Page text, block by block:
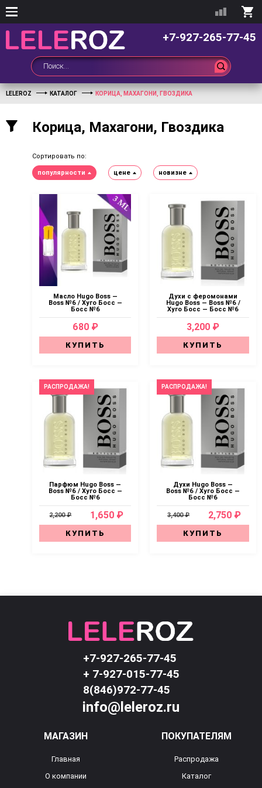
+7-927-265-77-45
LELEROZ КАТАЛОГ КОРИЦА, МАХАГОНИ, ГВОЗДИКА
Корица, Махагони, Гвоздика
Сортировать по:
популярности цене новизне
Масло Hugo Boss —
Boss №6 / Хуго Босс —
Босс №6
680 ₽
КУПИТЬ
Духи с феромонами
Hugo Boss — Boss №6 /
Хуго Босс — Босс №6
3,200 ₽
КУПИТЬ
РАСПРОДАЖА!
Парфюм Hugo Boss —
Boss №6 / Хуго Босс —
Босс №6
2,200 ₽ 1,650 ₽
КУПИТЬ
РАСПРОДАЖА!
Духи Hugo Boss —
Boss №6 / Хуго Босс —
Босс №6
3,400 ₽ 2,750 ₽
КУПИТЬ
+7-927-265-77-45
+ 7-927-015-77-45
8(846)972-77-45
info@leleroz.ru
МАГАЗИН
Главная
О компании
ПОКУПАТЕЛЯМ
Распродажа
Каталог